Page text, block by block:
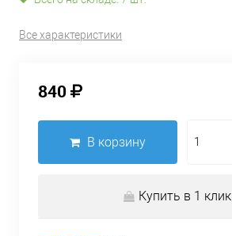
Все характеристики
840
В корзину
Купить в 1 клик